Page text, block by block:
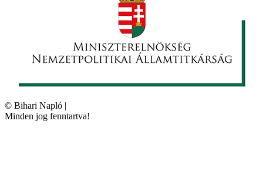
© Bihari Napló
Minden jog fenntartva!